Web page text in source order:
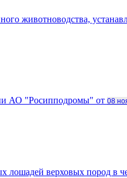
животноводства,
АО "Росипподромы" от 08
лошадей верховых пород в